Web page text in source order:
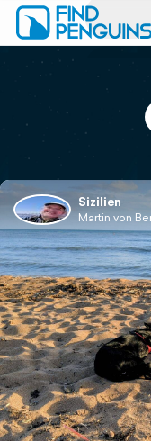
Home
Print a book
Flyover
Explore
Support
Sizilien
Martin von